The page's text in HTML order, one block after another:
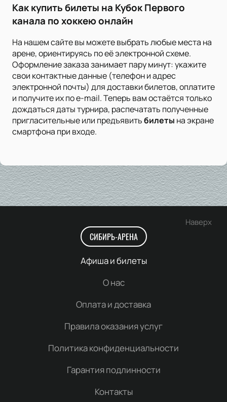
Как купить билеты на Кубок Первого
канала по хоккею онлайн
На нашем сайте вы можете выбрать любые места на
арене, ориентируясь по её электронной схеме.
Оформление заказа занимает пару минут: укажите
свои контактные данные (телефон и адрес
электронной почты) для доставки билетов, оплатите
и получите их по e-mail. Теперь вам остаётся только
дождаться даты турнира, распечатать полученные
пригласительные или предъявитьбилеты на экране
смартфона при входе.
Наверх
СИБИРЬ-АРЕНА
Афиша и билеты
О нас
Оплата и доставка
Правила оказания услуг
Политика конфиденциальности
Гарантия подлинности
Контакты